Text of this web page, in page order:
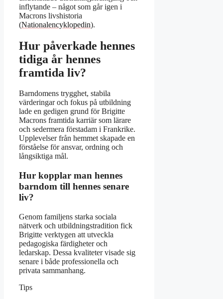
inflytande – något som går igen i
Macrons livshistoria
(Nationalencyklopedin).
Hur påverkade hennes
tidiga år hennes
framtida liv?
Barndomens trygghet, stabila
värderingar och fokus på utbildning
lade en gedigen grund för Brigitte
Macrons framtida karriär som lärare
och sedermera förstadam i Frankrike.
Upplevelser från hemmet skapade en
förståelse för ansvar, ordning och
långsiktiga mål.
Hur kopplar man hennes
barndom till hennes senare
liv?
Genom familjens starka sociala
nätverk och utbildningstradition fick
Brigitte verktygen att utveckla
pedagogiska färdigheter och
ledarskap. Dessa kvaliteter visade sig
senare i både professionella och
privata sammanhang.
Tips